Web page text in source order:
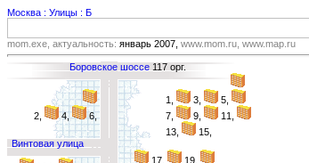
Москва : Улицы : Б
mom.exe, актуальность: январь 2007, www.mom.ru, www.map.ru
Боровское шоссе 117 орг.
2, 4, 6,
1, 3,
5,
7,
9,
11,
13,
15,
Винтовая улица
17,
19,